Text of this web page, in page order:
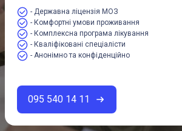
- Державна ліцензія МОЗ
- Комфортні умови проживання
- Комплексна програма лікування
- Кваліфіковані спеціалісти
- Анонімно та конфіденційно
095 540 14 11